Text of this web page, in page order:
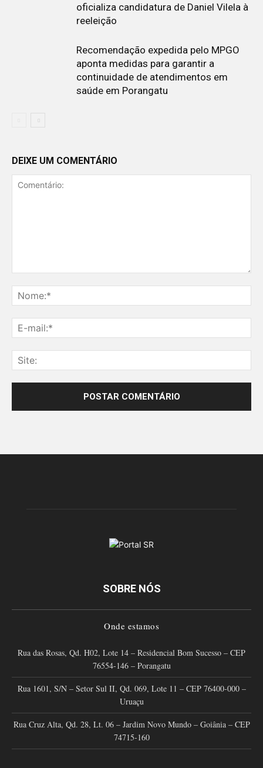
oficializa candidatura de Daniel Vilela à
reeleição
Recomendação expedida pelo MPGO
aponta medidas para garantir a
continuidade de atendimentos em
saúde em Porangatu
DEIXE UM COMENTÁRIO
SOBRE NÓS
Onde estamos
Rua das Rosas, Qd. H02, Lote 14 – Residencial Bom Sucesso – CEP
76554-146 – Porangatu
Rua 1601, S/N – Setor Sul II, Qd. 069, Lote 11 – CEP 76400-000 –
Uruaçu
Rua Cruz Alta, Qd. 28, Lt. 06 – Jardim Novo Mundo – Goiânia – CEP
74715-160